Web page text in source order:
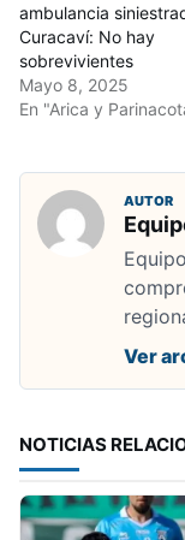
ambulancia
Curacaví: No hay
sobrevivientes
Mayo 8, 2025
En "Arica y
AUTOR
Ver
NOTICIAS